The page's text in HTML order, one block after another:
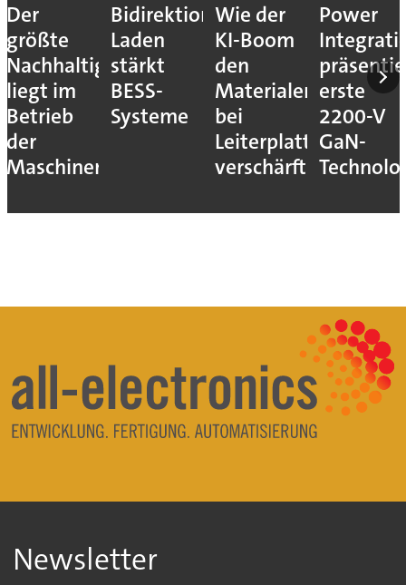
Der
größte
Nachhaltigkeitshebel
liegt im
Betrieb
der
Maschinen
Bidirektionales
Laden
stärkt
BESS-
Systeme
Wie der
KI-Boom
den
Materialengpass
bei
Leiterplatten
verschärft
Power
erste
2200-V
GaN-
Newsletter